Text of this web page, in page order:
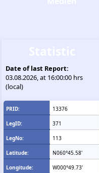
Date of last Report:
03.08.2026, at 16:00:00 hrs
(local)
PRID: 13376
LegID: 371
LegNo: 113
Latitude: N060°45.58'
Longitude: W000°49.73'